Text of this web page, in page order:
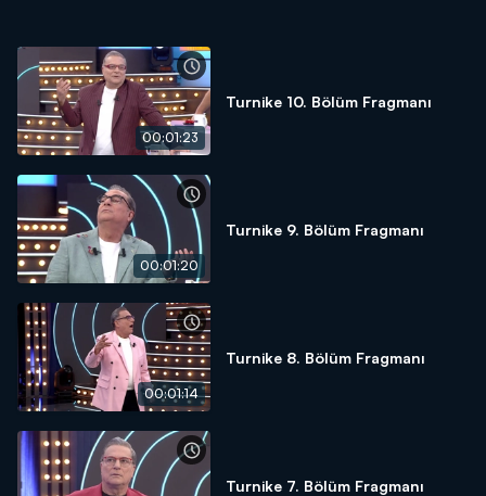
00:01:23
Turnike 10. Bölüm Fragmanı
00:01:20
Turnike 9. Bölüm Fragmanı
00:01:14
Turnike 8. Bölüm Fragmanı
Turnike 7. Bölüm Fragmanı